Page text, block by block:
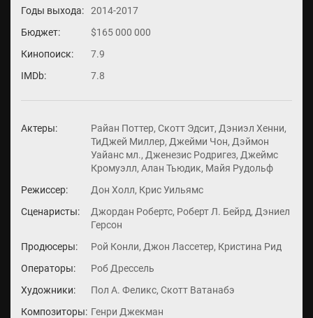
Годы выхода:
2014-2017
Бюджет:
$165 000 000
Кинопоиск:
7.9
IMDb:
7.8
Актеры:
Райан Поттер, Скотт Эдсит, Дэниэл Хенни,
ТиДжей Миллер, Джейми Чон, Дэймон
Уайанс мл., Дженезис Родригез, Джеймс
Кромуэлл, Алан Тьюдик, Майя Рудольф
Режиссер:
Дон Холл, Крис Уильямс
Сценаристы:
Джордан Робертс, Роберт Л. Бейрд, Дэниел
Герсон
Продюсеры:
Рой Конли, Джон Лассетер, Кристина Рид
Операторы:
Роб Дрессель
Художники:
Пол А. Феликс, Скотт Ватанабэ
Композиторы: Генри Джекман